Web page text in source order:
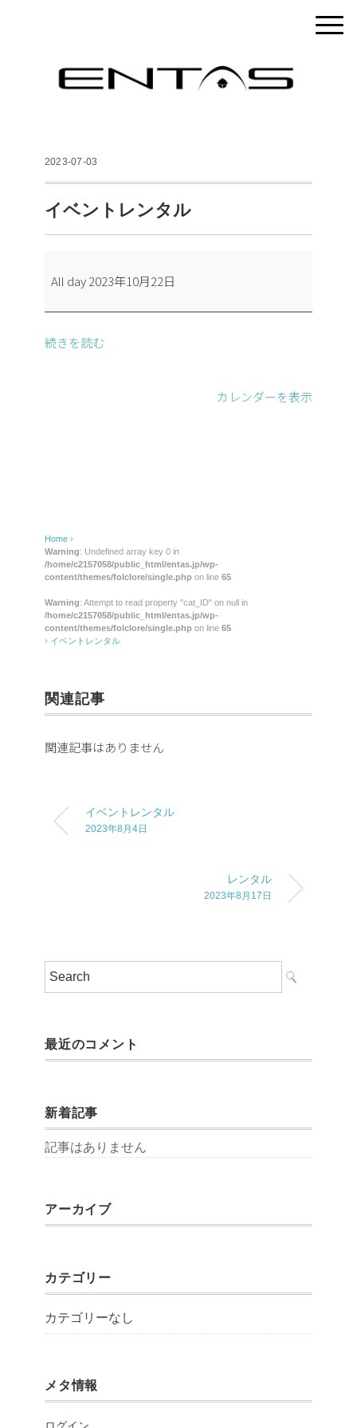
2023-07-03
イベントレンタル
ベ
ン
All day2023年10月22日
続きを読む
カレンダーを表示
Home ›
Warning: Undefined array key 0 in
/home/c2157058/public_html/entas.jp/wp-
content/themes/folclore/single.php on line 65
Warning: Attempt to read property "cat_ID" on null in
/home/c2157058/public_html/entas.jp/wp-
content/themes/folclore/single.php on line 65
› イベントレンタル
関連記事
関連記事はありません
イベントレンタル
2023年8月4日
レンタル
2023年8月17日
最近のコメント
新着記事
記事はありません
アーカイブ
カテゴリー
カテゴリーなし
メタ情報